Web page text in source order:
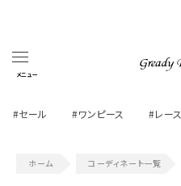
メニュー
#セール #ワンピース #レース
コーディネート一覧